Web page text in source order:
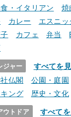
・イタリアン
焼
カレー エスニッ
カフェ 弁当
ジャー すべてを
仏閣 公園・庭園
ング
歴史・文化
ウトドア すべて